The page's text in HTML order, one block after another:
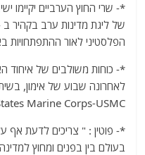
at
s
A
p
p
e
g
ra
m
ai
l
*- שרי החוץ הערביים יקיימו
הפלסטיני לאור ההתפתחויות
*- כוחות משולבים של איחוד
לאחרונה שבוע של אימון,
Marine Corps-USMC) .
*- פוטין : " צריכים לדעת אף
בעולם בין בפנים ומחוץ